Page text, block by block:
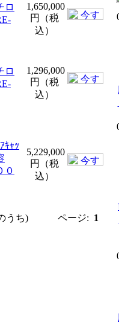
ロ
1,650,000
円（税
込）
ロ
1,296,000
円（税
込）
ｷｬｯ
０
5,229,000
円（税
込）
うち) ページ: 1